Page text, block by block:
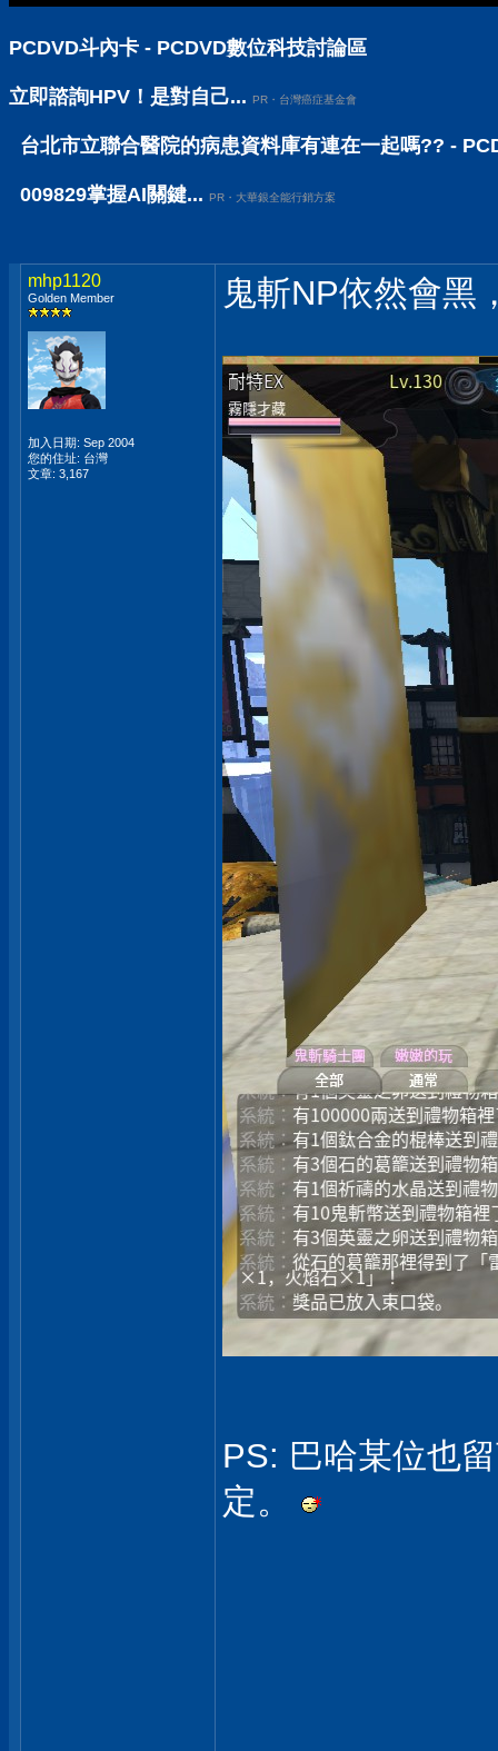
PCDVD斗內卡 - PCDVD數位科技討論區
立即諮詢HPV！是對自己... PR・台灣癌症基金會
台北市立聯合醫院的病患資料庫有連在一起嗎?? -
009829掌握AI關鍵... PR・大華銀全能行銷方案
mhp1120
Golden Member
加入日期: Sep 2004
您的住址: 台灣
文章: 3,167
鬼斬NP依然會黑
PS: 巴哈某位也
定。